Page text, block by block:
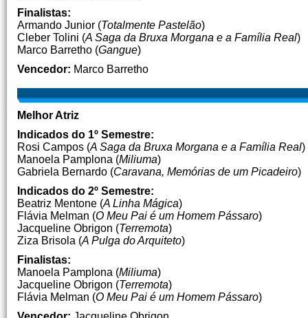
Finalistas:
Armando Junior (Totalmente Pastelão)
Cleber Tolini (A Saga da Bruxa Morgana e a Família Real)
Marco Barretho (Gangue)
Vencedor: Marco Barretho
Melhor Atriz
Indicados do 1º Semestre:
Rosi Campos (A Saga da Bruxa Morgana e a Família Real)
Manoela Pamplona (Miliuma)
Gabriela Bernardo (Caravana, Memórias de um Picadeiro)
Indicados do 2º Semestre:
Beatriz Mentone (A Linha Mágica)
Flávia Melman (O Meu Pai é um Homem Pássaro)
Jacqueline Obrigon (Terremota)
Ziza Brisola (A Pulga do Arquiteto)
Finalistas:
Manoela Pamplona (Miliuma)
Jacqueline Obrigon (Terremota)
Flávia Melman (O Meu Pai é um Homem Pássaro)